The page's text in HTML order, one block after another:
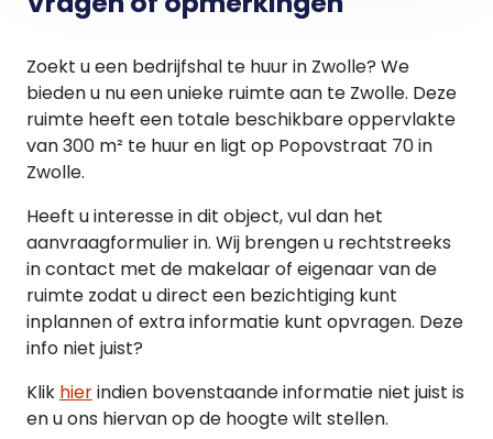
Huurovereenkomst:
de Raad Onroerende Zaken; kantoorruimte en
andere bedrijfsruimte in de zin van artikel 7:230a
BW (januari 2015).
Huurprijsindexering:
Jaarlijks volgens de reeks “CPI alle huishoudens
(2015=100)" gepubliceerd door het CBS.
Zekerheidsstelling:
De huurder dient een financiële zekerheid te
stellen ter grootte van een kwartaal
betalingsverplichting.
Opzegtermijn:
Zoekt u een bedrijfshal te huur in Zwolle? We
bieden u nu een unieke ruimte aan te Zwolle. Deze
ruimte heeft een totale beschikbare oppervlakte
van 300 m² te huur en ligt op Popovstraat 70 in
Zwolle.
Heeft u interesse in dit object, vul dan het
aanvraagformulier in. Wij brengen u rechtstreeks
in contact met de makelaar of eigenaar van de
ruimte zodat u direct een bezichtiging kunt
inplannen of extra informatie kunt opvragen. Deze
info niet juist?
Klik hierindien bovenstaande informatie niet juist is
en u ons hiervan op de hoogte wilt stellen.